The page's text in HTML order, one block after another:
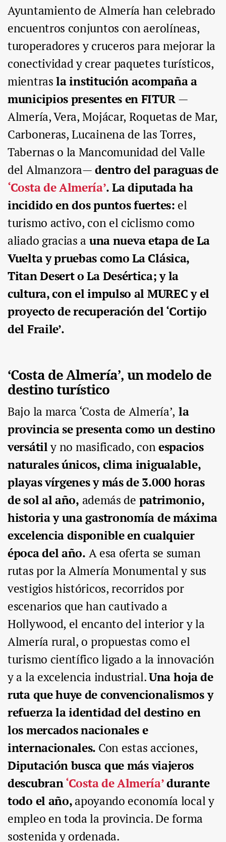
Ayuntamiento de Almería han celebrado
encuentros conjuntos con aerolíneas,
turoperadores y cruceros para mejorar la
conectividad y crear paquetes turísticos,
mientrasla institución acompaña a
municipios presentes en FITUR—
Almería, Vera, Mojácar, Roquetas de Mar,
Carboneras, Lucainena de las Torres,
Tabernas o la Mancomunidad del Valle
del Almanzora—dentro del paraguas de
‘Costa de Almería’.La diputada ha
incidido en dos puntos fuertes: el
turismo activo, con el ciclismo como
aliado gracias a una nueva etapa de La
Vuelta y pruebas como La Clásica,
Titan Desert o La Desértica; y la
cultura, con el impulso al MUREC y el
proyecto de recuperación del ‘Cortijo
del Fraile’.
‘Costa de Almería’, un modelo de
destino turístico
Bajo la marca ‘Costa de Almería’, la
provincia se presenta como un destino
versátily no masificado, conespacios
naturales únicos, clima inigualable,
playas vírgenes y más de 3.000 horas
de sol al año, además de patrimonio,
historia y una gastronomía de máxima
excelencia disponible en cualquier
época del año. A esa oferta se suman
rutas por la Almería Monumental y sus
vestigios históricos, recorridos por
escenarios que han cautivado a
Hollywood, el encanto del interior y la
Almería rural, o propuestas como el
turismo científico ligado a la innovación
y a la excelencia industrial.Una hoja de
ruta que huye de convencionalismos y
refuerza la identidad del destino en
los mercados nacionales e
internacionales. Con estas acciones,
Diputación busca que más viajeros
descubran‘Costa de Almería’durante
todo el año,apoyando economía local y
empleo en toda la provincia. De forma
sostenida y ordenada.